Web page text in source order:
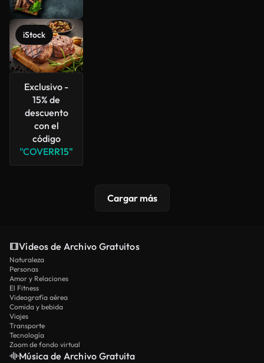
iStock
Exclusivo -
15% de
descuento
con el
código
"COVERR15"
Cargar más
Vídeos de Archivo Gratuitos
Naturaleza
Personas
Amor y Relaciones
El Fitness
Videografía aérea
Comida y bebida
Viajes
Transporte
Tecnología
Zoom de fondo virtual
Música de Archivo Gratuita